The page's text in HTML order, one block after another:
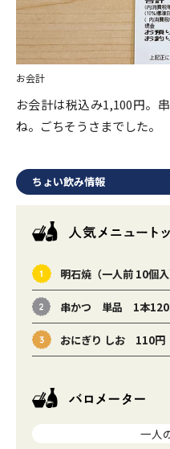
お会計
お会計は税込み1,100円。
ね。ごちそうさまでした。
ちょい飲み情報
明石焼（一人前 10個
串かつ 単品 1本120
おにぎり しお 110円
一人